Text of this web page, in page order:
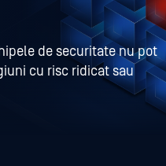
de securitate nu pot
cu risc ridicat sau